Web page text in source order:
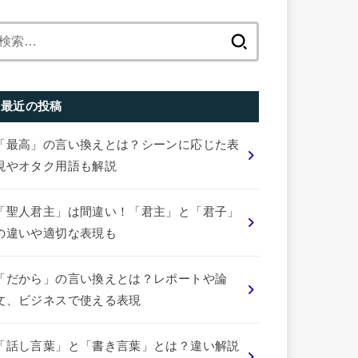
最近の投稿
最高」の言い換えとは？シーンに応じた表
やオタク用語も解説
聖人君主」は間違い！「君主」と「君子」
違いや適切な表現も
だから」の言い換えとは？レポートや論
、ビジネスで使える表現
話し言葉」と「書き言葉」とは？違い解説